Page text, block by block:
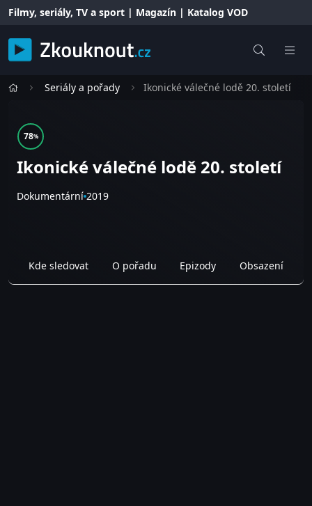
Filmy, seriály, TV a sport | Magazín | Katalog VOD
Seriály a pořady Ikonické válečné lodě 20. století
78%
Ikonické válečné lodě 20. století
Dokumentární 2019
Kde sledovat O pořadu Epizody Obsazení